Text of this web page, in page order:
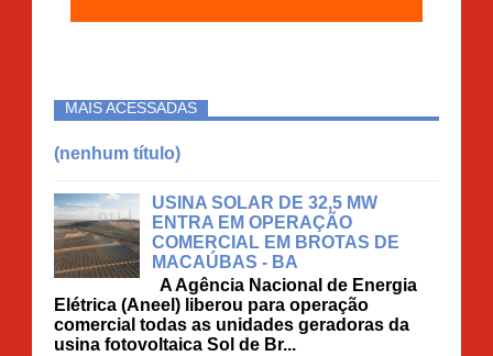
MAIS ACESSADAS
(nenhum título)
USINA SOLAR DE 32,5 MW
ENTRA EM OPERAÇÃO
COMERCIAL EM BROTAS DE
MACAÚBAS - BA
A Agência Nacional de Energia
Elétrica (Aneel) liberou para operação
comercial todas as unidades geradoras da
usina fotovoltaica Sol de Br...